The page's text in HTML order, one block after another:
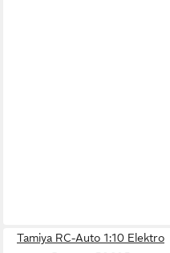
Tamiya RC-Auto 1:10 Elektro